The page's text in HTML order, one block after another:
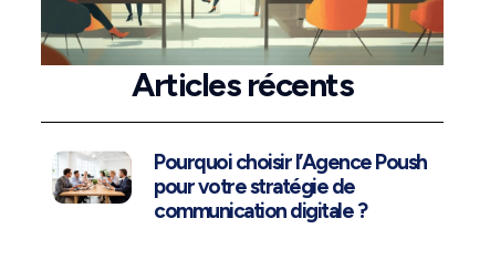
Articles récents
Pourquoi choisir l’Agence Poush
pour votre stratégie de
communication digitale ?